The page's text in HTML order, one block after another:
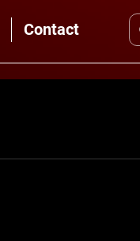
Contact